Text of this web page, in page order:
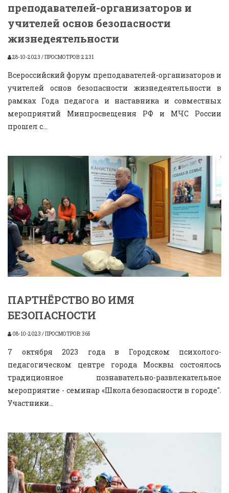
преподавателей-организаторов и
учителей основ безопасности
жизнедеятельности
28-10-2023 / ПРОСМОТРОВ: 2 231
Всероссийский форум преподавателей-организаторов и
учителей основ безопасности жизнедеятельности в
рамках Года педагога и наставника и совместных
мероприятий Минпросвещения РФ и МЧС России
прошел с...
ПАРТНЁРСТВО ВО ИМЯ
БЕЗОПАСНОСТИ
08-10-2023 / ПРОСМОТРОВ: 365
7 октября 2023 года в Городском психолого-
педагогическом центре города Москвы состоялось
традиционное познавательно-развлекательное
мероприятие - семинар «Школа безопасности в городе".
Участники...